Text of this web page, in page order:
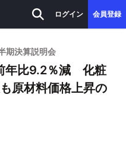
ログイン 会員登録
期決算説明会
年比9.2％減 化粧
原材料価格上昇の